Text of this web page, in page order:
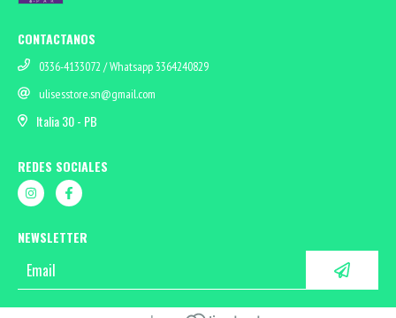
CONTACTANOS
0336-4133072 / Whatsapp 3364240829
ulisesstore.sn@gmail.com
Italia 30 - PB
REDES SOCIALES
NEWSLETTER